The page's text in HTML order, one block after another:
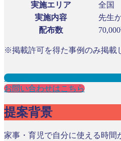
実施エリア
全国
実施内容
先生
配布数
※掲載許可を得た事例のみ掲載
保育園サンプリングとは？メリ
お問い合わせはこちら
提案背景
家事・育児で自分に使える時間